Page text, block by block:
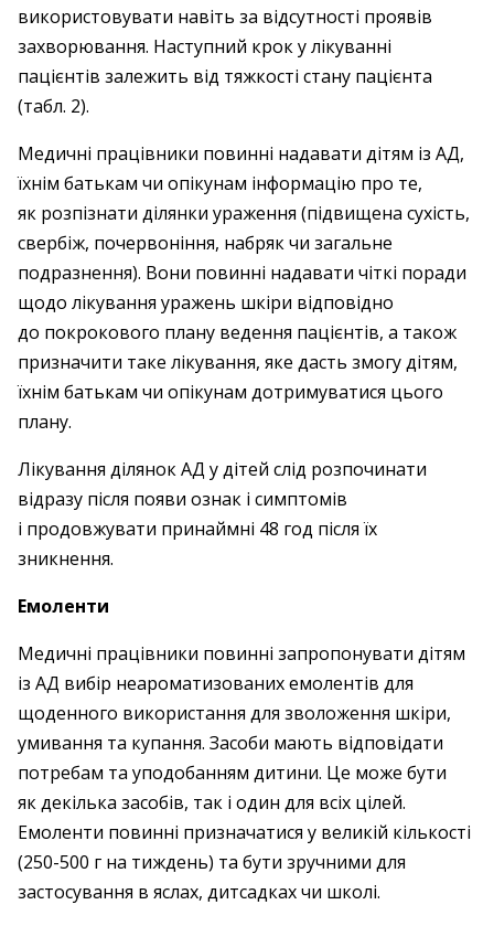
використовувати навіть за відсутності проявів
захворювання. Наступний крок у лікуванні
пацієнтів залежить від тяжкості стану пацієнта
(табл. 2).
Медичні працівники повинні надавати дітям із АД,
їхнім батькам чи опікунам інформацію про те,
як розпізнати ділянки ураження (підвищена сухість,
свербіж, почервоніння, набряк чи загальне
подразнення). Вони повинні надавати чіткі поради
щодо лікування уражень шкіри відповідно
до покрокового плану ведення пацієнтів, а також
призначити таке лікування, яке дасть змогу дітям,
їхнім батькам чи опікунам дотримуватися цього
плану.
Лікування ділянок АД у дітей слід розпочинати
відразу після появи ознак і симптомів
і продовжувати принаймні 48 год після їх
зникнення.
Емоленти
Медичні працівники повинні запропонувати дітям
із АД вибір неароматизованих емолентів для
щоденного використання для зволоження шкіри,
умивання та купання. Засоби мають відповідати
потребам та уподобанням дитини. Це може бути
як декілька засобів, так і один для всіх цілей.
Емоленти повинні призначатися у великій кількості
(250-500 г на тиждень) та бути зручними для
застосування в яслах, дитсадках чи школі.